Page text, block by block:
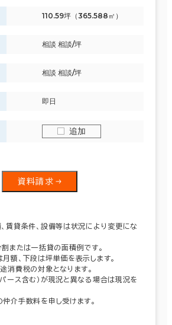
110.59坪（365.588㎡）
相談 相談/坪
相談 相談/坪
即日
追加
資料請求
賃貸条件、設備等は状況により変更にな
割または一括貸の面積例です。
額、下段は坪単価を表示します。
消費税の対象となります。
ース含む）が現況と異なる場合は現況を
介手数料を申し受けます。